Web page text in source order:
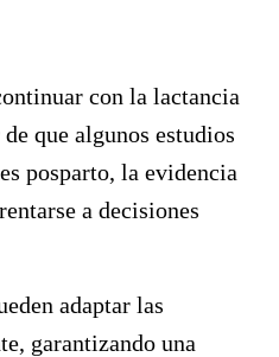
con la lactancia
que algunos estudios
posparto, la evidencia
a decisiones
adaptar las
garantizando una